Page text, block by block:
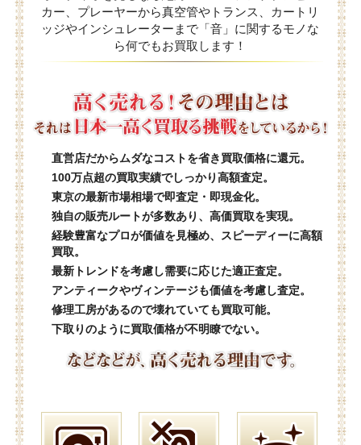
カー、プレーヤーから真空管やトランス、カートリ
ッジやインシュレーターまで「音」に関するモノな
ら何でもお買取します！
直営店だからムダなコストを省き買取価格に還元。
100万点超の買取実績でしっかり高額査定。
東京の最新市場相場で即査定・即現金化。
独自の販売ルートが多数あり、高価買取を実現。
経験豊富なプロが価値を見極め、スピーディーに高額
買取。
最新トレンドを考慮し需要に応じた適正査定。
アンティークやヴィンテージも価値を考慮し査定。
修理工房があるので壊れていても買取可能。
下取りのように買取価格が不明瞭でない。